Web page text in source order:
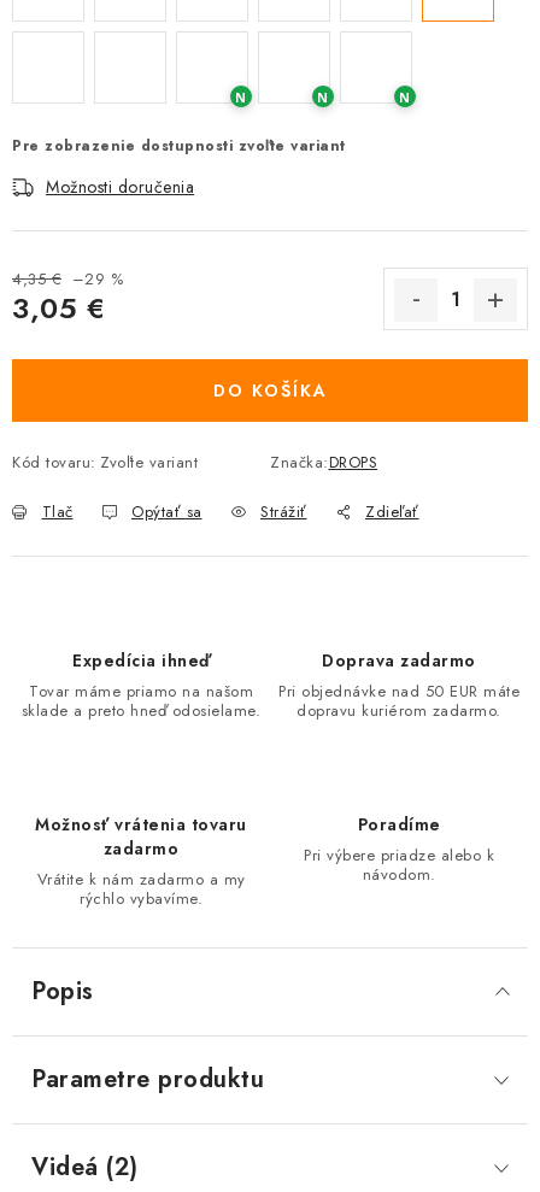
N N N
Pre zobrazenie dostupnosti zvoľte variant
Možnosti doručenia
4,35 € –29 %
3,05 €
DO KOŠÍKA
Kód tovaru: Zvoľte variant Značka:DROPS
Tlač Opýtať sa Strážiť Zdieľať
Expedícia ihneď
Tovar máme priamo na našom
sklade a preto hneď odosielame.
Doprava zadarmo
Pri objednávke nad 50 EUR máte
dopravu kuriérom zadarmo.
Možnosť vrátenia tovaru
zadarmo
Vrátite k nám zadarmo a my
rýchlo vybavíme.
Poradíme
Pri výbere priadze alebo k
návodom.
Popis
Parametre produktu
Videá (2)